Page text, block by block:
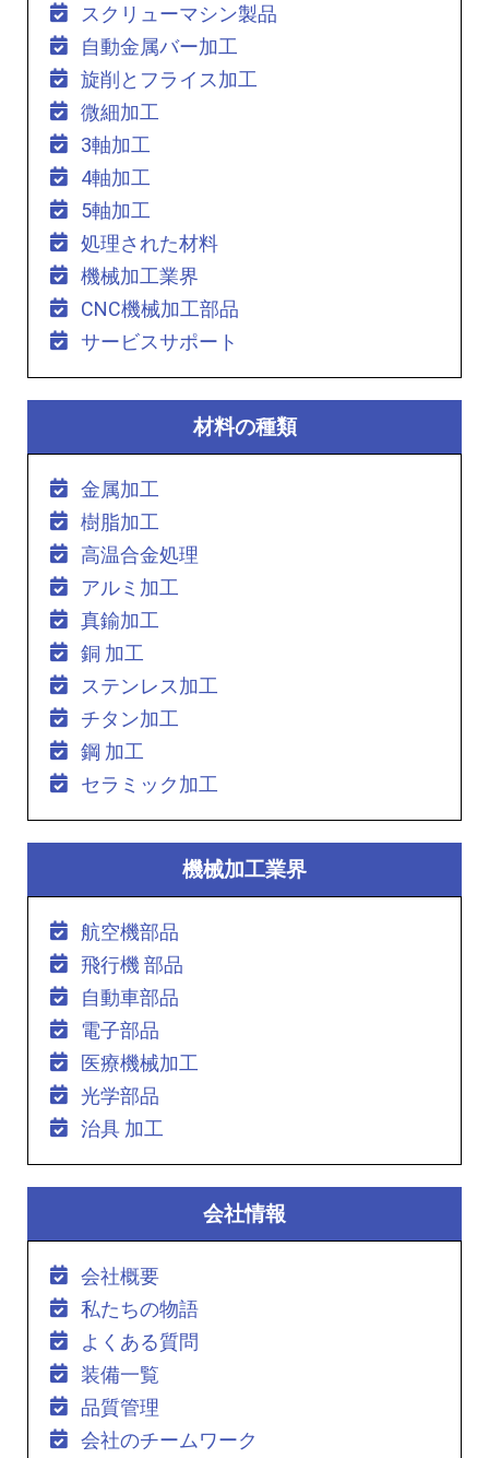
スクリューマシン製品
自動金属バー加工
旋削とフライス加工
微細加工
3軸加工
4軸加工
5軸加工
処理された材料
機械加工業界
CNC機械加工部品
サービスサポート
材料の種類
金属加工
樹脂加工
高温合金処理
アルミ加工
真鍮加工
銅 加工
ステンレス加工
チタン加工
鋼 加工
セラミック加工
機械加工業界
航空機部品
飛行機 部品
自動車部品
電子部品
医療機械加工
光学部品
治具 加工
会社情報
会社概要
私たちの物語
よくある質問
装備一覧
品質管理
会社のチームワーク